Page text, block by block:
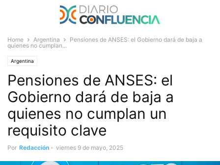
Home Argentina
Pensiones de ANSES: el Gobierno dará de baja a
quienes no cumplan...
Argentina
Pensiones de ANSES: el
Gobierno dará de baja a
quienes no cumplan un
requisito clave
Por Redacción - viernes 9 de mayo, 2025